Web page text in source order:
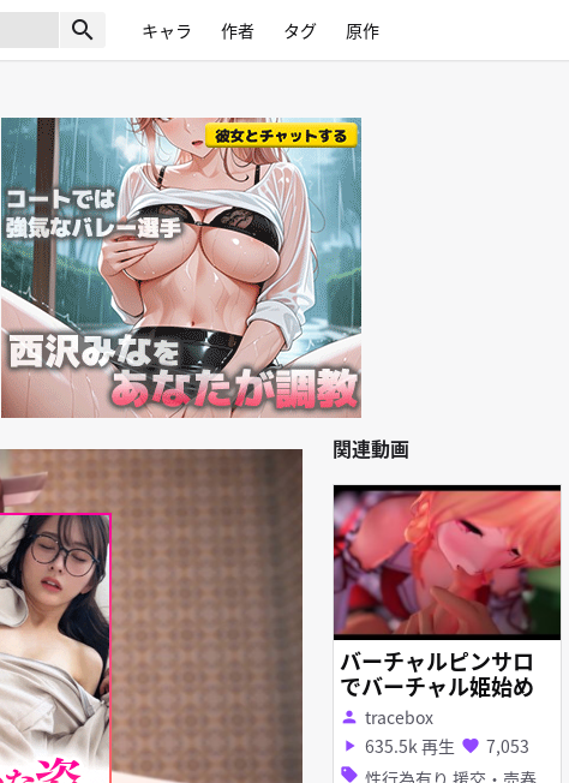
search キャラ 作者 タグ 原作
関連動画
バーチャルピンサロ
でバーチャル姫始め
person tracebox
play_arrow 635.5k 再生 favorite 7,053
sell